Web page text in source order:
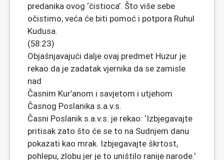
predanika ovog ‘čistioca’. Što više sebe
očistimo, veća će biti pomoć i potpora Ruhul
Kudusa.
(58:23)
Objašnjavajući dalje ovaj predmet Huzur je
rekao da je zadatak vjernika da se zamisle
nad
Časnim Kur’anom i savjetom i utjehom
Časnog Poslanika s.a.v.s.
Časni Poslanik s.a.v.s. je rekao: ‘Izbjegavajte
pritisak zato što će se to na Sudnjem danu
pokazati kao mrak. Izbjegavajte škrtost,
pohlepu, zlobu jer je to uništilo ranije narode.’